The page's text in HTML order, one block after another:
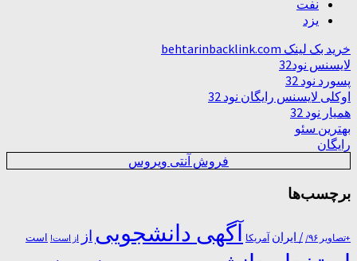
نفت
یزد
خرید بک لینک behtarinbacklink.com
لایسنس نود32
پسورد نود 32
اوکلی لایسنس رایگان نود 32
همیار نود 32
بهترین سئو
رایگان
فروش آنتی ویروس
برچسب‌ها
+تصاویر ۹۶/ / ایران آمریکا آگهی دانشجویی از از است! است